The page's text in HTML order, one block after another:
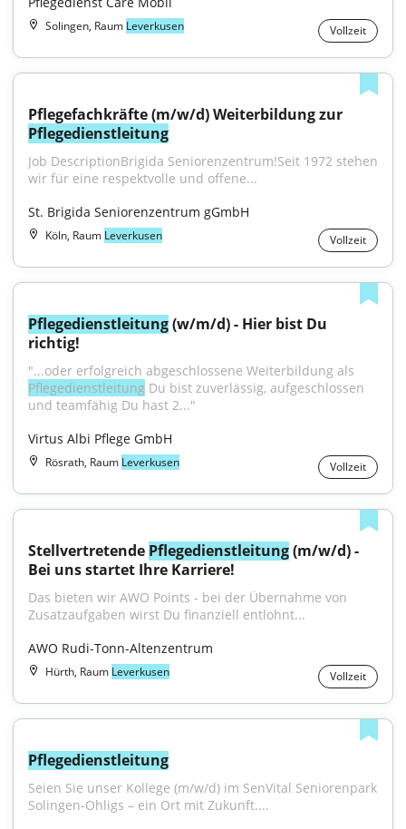
Solingen, Raum Leverkusen Vollzeit
Pflegedienstleitung
Job DescriptionBrigida Seniorenzentrum!Seit 1972 stehen
wir für eine respektvolle und offene...
St. Brigida Seniorenzentrum gGmbH
Köln, Raum Leverkusen Vollzeit
Pflegedienstleitung (w/m/d) - Hier bist Du
richtig!
Pflegedienstleitung Du bist zuverlässig, aufgeschlossen
und teamfähig Du hast 2..."
Virtus Albi Pflege GmbH
Rösrath, Raum Leverkusen Vollzeit
Stellvertretende Pflegedienstleitung (m/w/d) -
Bei uns startet Ihre Karriere!
Das bieten wir AWO Points - bei der Übernahme von
Zusatzaufgaben wirst Du finanziell entlohnt...
AWO Rudi-Tonn-Altenzentrum
Hürth, Raum Leverkusen Vollzeit
Pflegedienstleitung
Seien Sie unser Kollege (m/w/d) im SenVital Seniorenpark
Solingen-Ohligs – ein Ort mit Zukunft....